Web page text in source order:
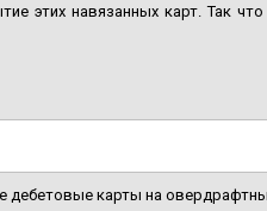
этих навязанных карт. Так
дебетовые карты на